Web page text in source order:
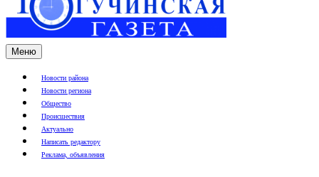
Меню
Новости района
Новости региона
Общество
Происшествия
Актуально
Написать редактору
Реклама, объявления